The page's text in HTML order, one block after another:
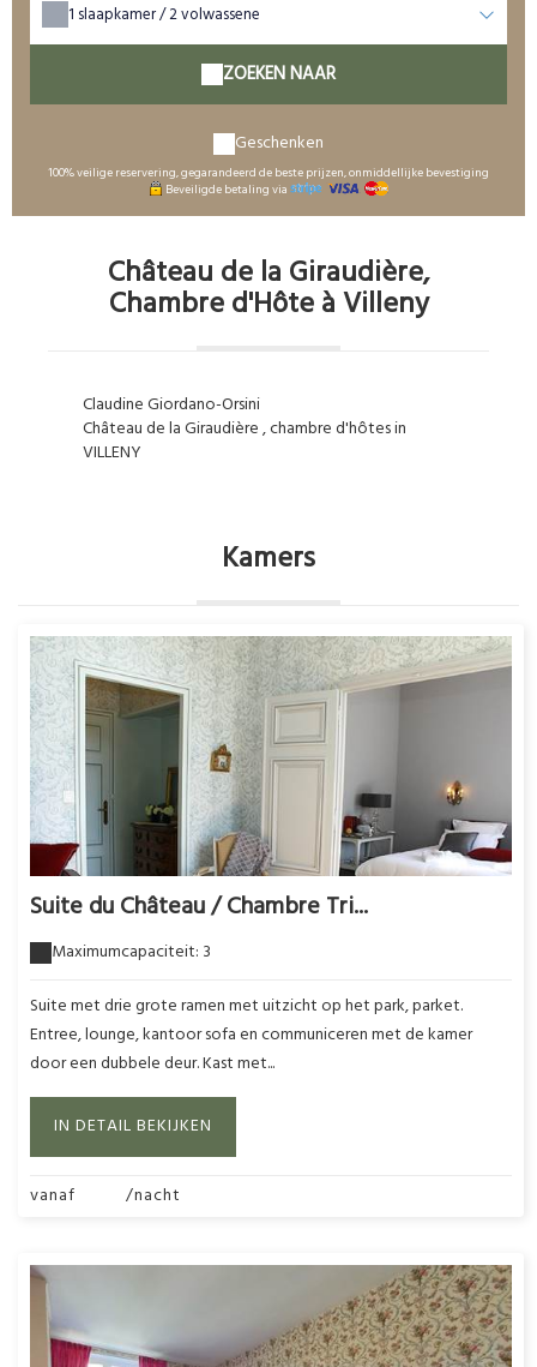
1 slaapkamer /2volwassene
ZOEKEN NAAR
Geschenken
100% veilige reservering, gegarandeerd de beste prijzen, onmiddellijke bevestiging
Beveiligde betaling via
Château de la Giraudière,
Chambre d'Hôte à Villeny
Claudine Giordano-Orsini
Château de la Giraudière, chambre d'hôtes in
VILLENY
Kamers
Suite du Château / Chambre Tri...
Maximumcapaciteit: 3
Suite met drie grote ramen met uitzicht op het park, parket.
Entree, lounge, kantoor sofa en communiceren met de kamer
door een dubbele deur. Kast met...
IN DETAIL BEKIJKEN
vanaf /nacht